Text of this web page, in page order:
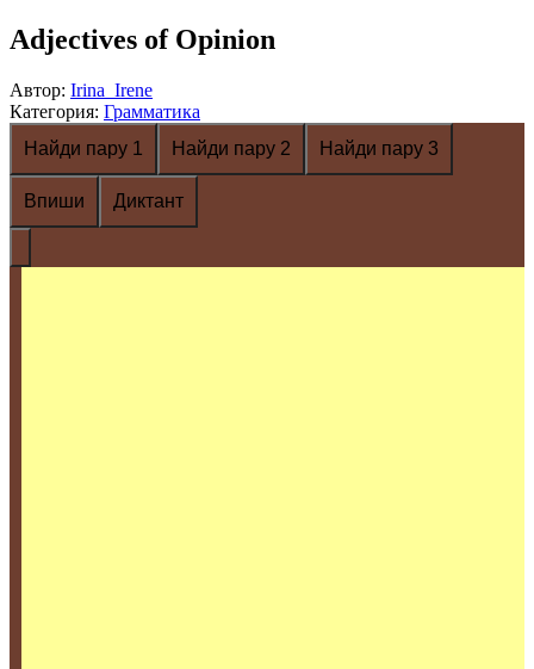
Adjectives of Opinion
Автор: Irina_Irene
Категория: Грамматика
Найди пару 1
Найди пару 2 Найди пару 3
Впиши Диктант